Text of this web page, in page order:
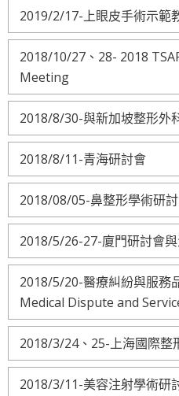
2019/2/17-上眼皮手術示範
2018/10/27、28- 2018
Meeting
2018/8/30-與新加坡整形外
2018/8/11-青海研討會
2018/08/05-鼻整形學術研
2018/5/26-27-廈門研討會
2018/5/20-醫療糾紛與服務
Medical Dispute and
2018/3/24、25-上海國際整
2018/3/11-美容注射學術研